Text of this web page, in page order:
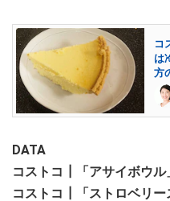
コ
は
方
DATA
コストコ┃「アサイボウル
コストコ┃「ストロベリー